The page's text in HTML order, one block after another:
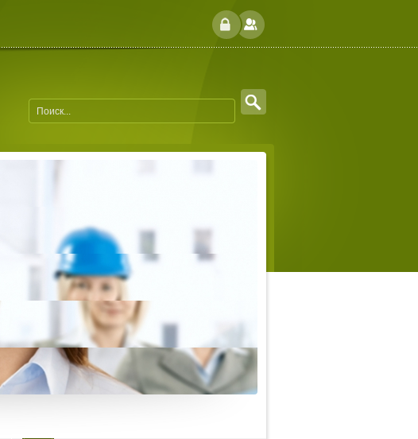
УЧЕНИЕ О РАКЕ
стали настоящей «чумой XX века». По
стоит на втором месте после сердечно-
Считается, что каждый человек - это
От рака нельзя предохраниться, а
ЧИТАТЬ ДАЛЬШЕ